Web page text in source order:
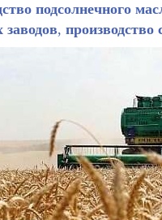
подсолнечного
,